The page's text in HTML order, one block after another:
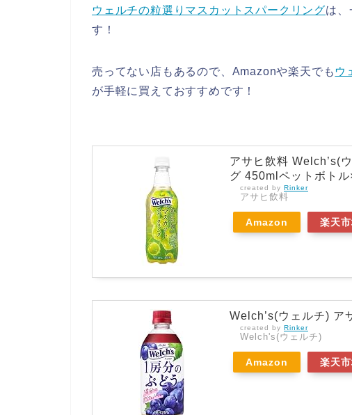
ウェルチの粒選りマスカットスパークリングは、
す！
売ってない店もあるので、Amazonや楽天でも ウ
が手軽に買えておすすめです！
アサヒ飲料 Welch’s(
グ 450mlペットボトル
created by Rinker
アサヒ飲料
Amazon 楽天
Welch’s(ウェルチ) ア
created by Rinker
Welch's(ウェルチ)
Amazon 楽天